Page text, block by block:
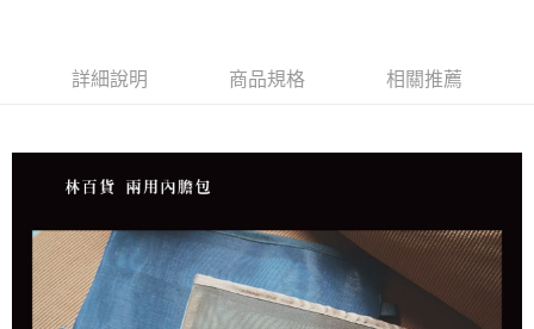
詳細說明 商品規格 相關推薦